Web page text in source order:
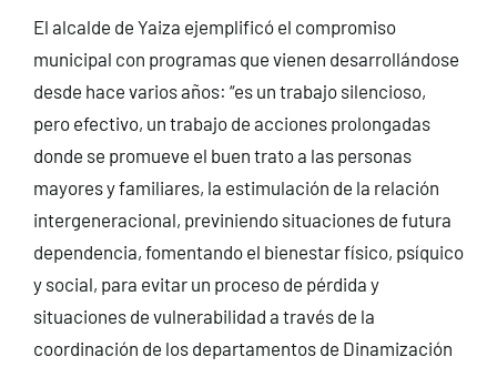
El alcalde de Yaiza ejemplificó el compromiso
municipal con programas que vienen desarrollándose
desde hace varios años: “es un trabajo silencioso,
pero efectivo, un trabajo de acciones prolongadas
donde se promueve el buen trato a las personas
mayores y familiares, la estimulación de la relación
intergeneracional, previniendo situaciones de futura
dependencia, fomentando el bienestar físico, psíquico
y social, para evitar un proceso de pérdida y
situaciones de vulnerabilidad a través de la
coordinación de los departamentos de Dinamización